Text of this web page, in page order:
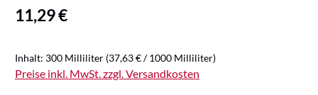
Regulärer Preis:
11,29 €
Inhalt: 300 Milliliter (37,63 € / 1000 Milliliter)
Preise inkl. MwSt. zzgl. Versandkosten